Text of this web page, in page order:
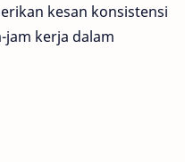
kesan konsistensi
kerja dalam